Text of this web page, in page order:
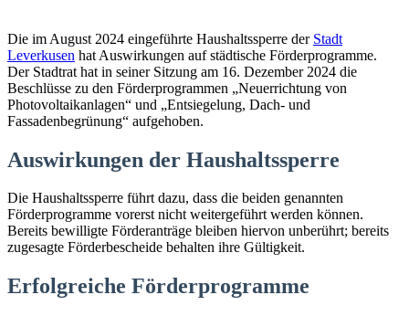
Die im August 2024 eingeführte Haushaltssperre der Stadt
Leverkusen hat Auswirkungen auf städtische Förderprogramme.
Der Stadtrat hat in seiner Sitzung am 16. Dezember 2024 die
Beschlüsse zu den Förderprogrammen „Neuerrichtung von
Photovoltaikanlagen“ und „Entsiegelung, Dach- und
Fassadenbegrünung“ aufgehoben.
Auswirkungen der Haushaltssperre
Die Haushaltssperre führt dazu, dass die beiden genannten
Förderprogramme vorerst nicht weitergeführt werden können.
Bereits bewilligte Förderanträge bleiben hiervon unberührt; bereits
zugesagte Förderbescheide behalten ihre Gültigkeit.
Erfolgreiche Förderprogramme